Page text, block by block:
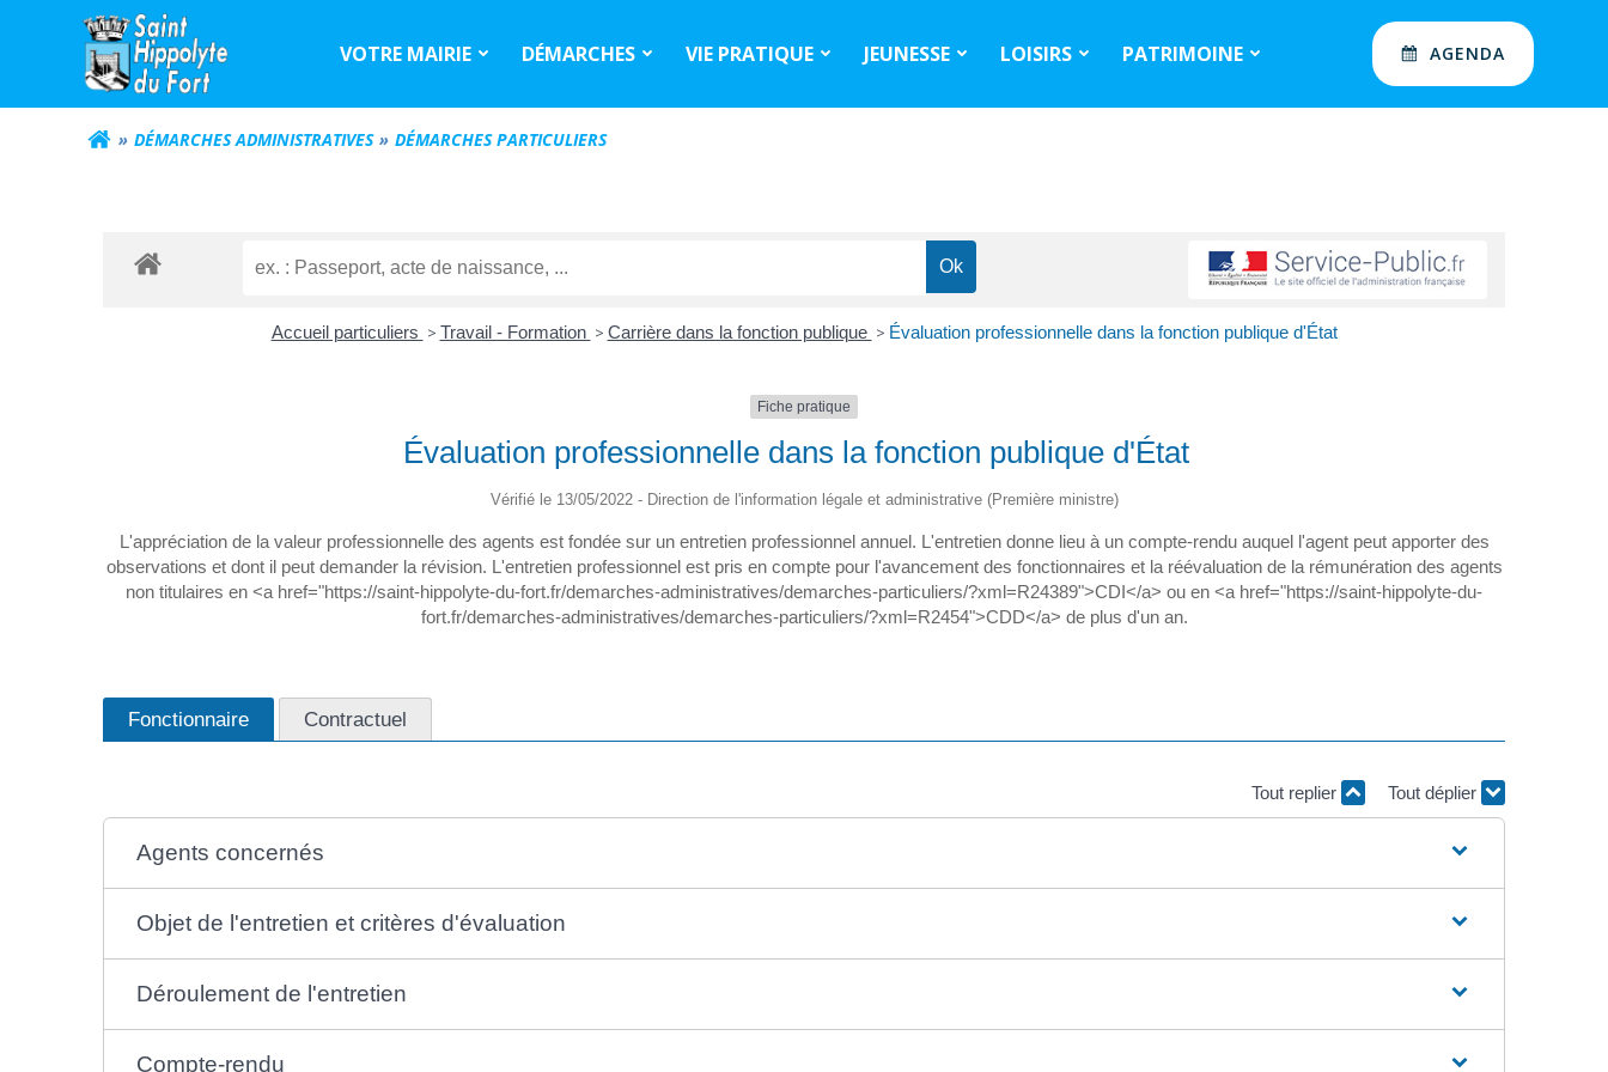
VOTRE MAIRIE DÉMARCHES VIE PRATIQUE JEUNESSE LOISIRS PATRIMOINE AGENDA
DÉMARCHES ADMINISTRATIVES DÉMARCHES PARTICULIERS
Accueil particuliers > Travail - Formation > Carrière dans la fonction publique > Évaluation professionnelle dans la fonction publique d'État
Fiche pratique
Évaluation professionnelle dans la fonction publique d'État
Vérifié le 13/05/2022 - Direction de l'information légale et administrative (Première ministre)
L'appréciation de la valeur professionnelle des agents est fondée sur un entretien professionnel annuel. L'entretien donne lieu à un compte-rendu auquel l'agent peut apporter des
observations et dont il peut demander la révision. L'entretien professionnel est pris en compte pour l'avancement des fonctionnaires et la réévaluation de la rémunération des agents
non titulaires en <a href="https://saint-hippolyte-du-fort.fr/demarches-administratives/demarches-particuliers/?xml=R24389">CDI</a> ou en <a href="https://saint-hippolyte-du-
fort.fr/demarches-administratives/demarches-particuliers/?xml=R2454">CDD</a> de plus d'un an.
Fonctionnaire Contractuel
Tout replier Tout déplier
Agents concernés
Objet de l'entretien et critères d'évaluation
Déroulement de l'entretien
Compte-rendu